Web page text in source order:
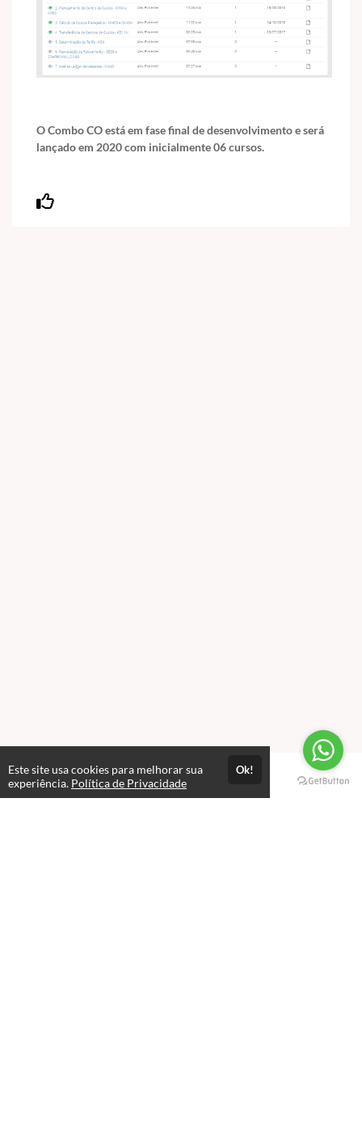
O Combo CO está em fase final de desenvolvimento e será
lançado em 2020 com inicialmente 06 cursos.
Páginas
Este site usa cookies para melhorar sua
experiência. Política de Privacidade
Ok!